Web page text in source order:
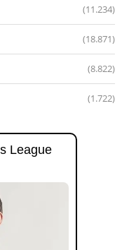
(11.234)
(18.871)
(8.822)
(1.722)
League